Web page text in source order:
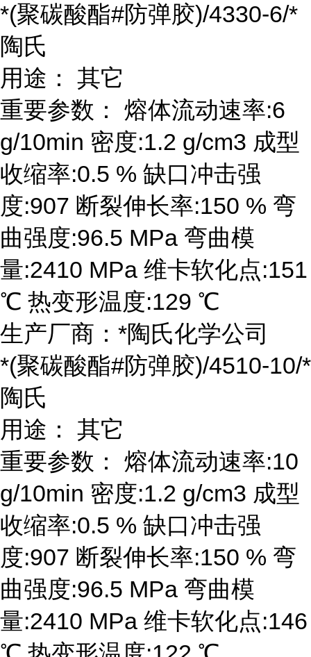
*(聚碳酸酯#防弹胶)/4330-6/*
陶氏
用途： 其它
重要参数： 熔体流动速率:6
g/10min 密度:1.2 g/cm3 成型
收缩率:0.5 % 缺口冲击强
度:907 断裂伸长率:150 % 弯
曲强度:96.5 MPa 弯曲模
量:2410 MPa 维卡软化点:151
℃ 热变形温度:129 ℃
生产厂商：*陶氏化学公司
*(聚碳酸酯#防弹胶)/4510-10/*
陶氏
用途： 其它
重要参数： 熔体流动速率:10
g/10min 密度:1.2 g/cm3 成型
收缩率:0.5 % 缺口冲击强
度:907 断裂伸长率:150 % 弯
曲强度:96.5 MPa 弯曲模
量:2410 MPa 维卡软化点:146